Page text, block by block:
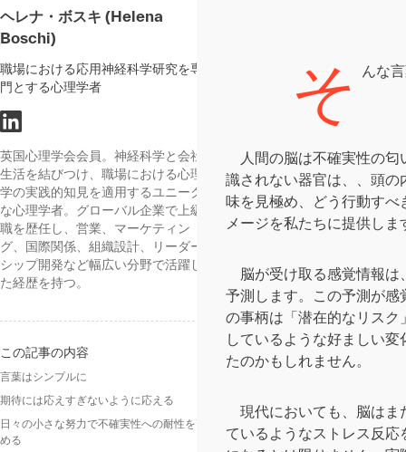
ヘレナ・ボスキ (Helena
Boschi)
職場における応用神経科学研究を専
門とする心理学者
英国心理学会会員。神経科学と会社
生活を結びつけ、職場における心理
学の実践的知見を適用するユニーク
な心理学者。グローバル企業で上級
職を歴任し、営業、マーケティン
グ、国際関係、組織設計、リーダー
シップ開発など幅広い分野で活躍し
た経歴を持つ。
この記事の内容
言葉はシンプルに
期待には応えすぎないように応える
日々の小さな努力で不確実性への耐性を高
める
そ んな
人間の脳は不確実性の匂
識されない器官は、、頭
味を見極め、どう行動す
メージを私たちに提供しま
脳が受け取る感覚情報は
予測します。この予測が
の事柄は「潜在的なリス
しているような好ましい
たのかもしれません。
現代においても、脳はま
ているようなストレス反